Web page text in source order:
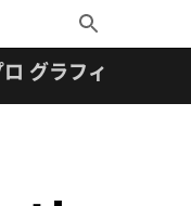
Toggle
Search
グラフィックス